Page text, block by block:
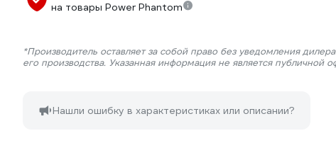
на товары Power Phantom
*Производитель оставляет за собой право без уведомления
его производства. Указанная информация не является публичной
Нашли ошибку в характеристиках или описании?